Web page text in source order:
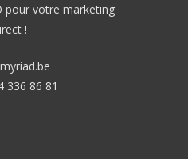
pour votre marketing
!
336 86 81